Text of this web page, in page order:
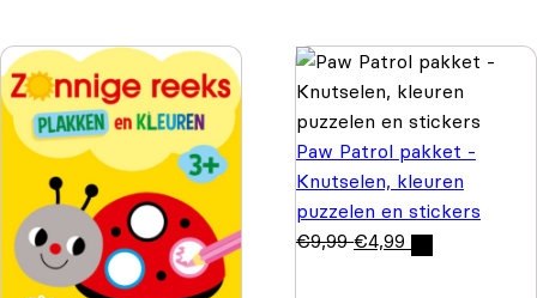
Paw Patrol pakket -
Knutselen, kleuren
puzzelen en stickers
€9,99 €4,99